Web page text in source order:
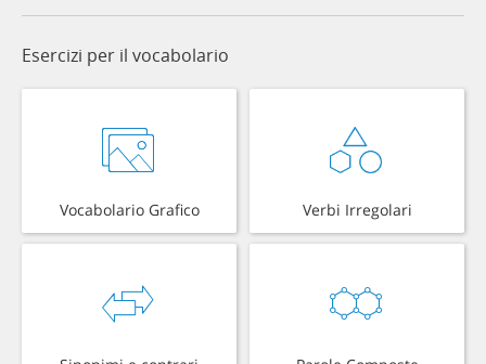
Esercizi per il vocabolario
Vocabolario Grafico Verbi Irregolari